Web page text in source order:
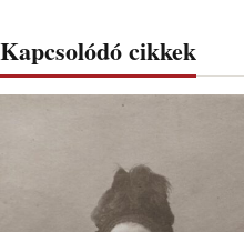
Kapcsolódó cikkek